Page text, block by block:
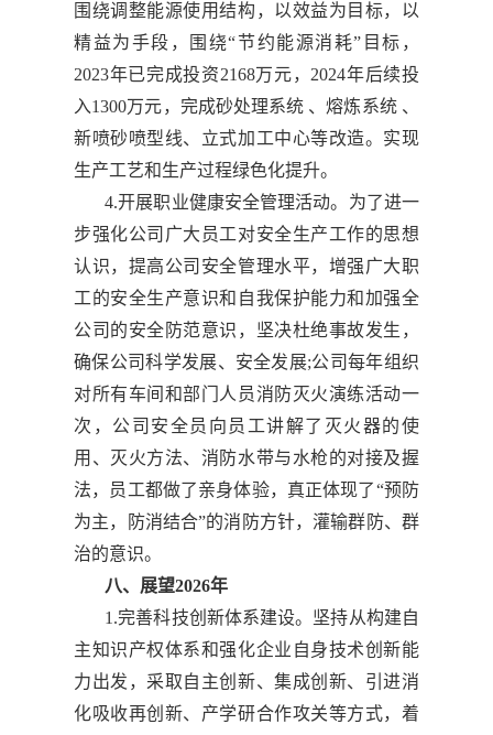
围绕调整能源使用结构，以效益为目标，以
精益为手段，围绕“节约能源消耗”目标，
2023年已完成投资2168万元，2024年后续投
入1300万元，完成砂处理系统 、熔炼系统 、
新喷砂喷型线、立式加工中心等改造。实现
生产工艺和生产过程绿色化提升。
4.开展职业健康安全管理活动。为了进一
步强化公司广大员工对安全生产工作的思想
认识，提高公司安全管理水平，增强广大职
工的安全生产意识和自我保护能力和加强全
公司的安全防范意识，坚决杜绝事故发生，
确保公司科学发展、安全发展;公司每年组织
对所有车间和部门人员消防灭火演练活动一
次，公司安全员向员工讲解了灭火器的使
用、灭火方法、消防水带与水枪的对接及握
法，员工都做了亲身体验，真正体现了“预防
为主，防消结合”的消防方针，灌输群防、群
治的意识。
八、展望2026年
1.完善科技创新体系建设。坚持从构建自
主知识产权体系和强化企业自身技术创新能
力出发，采取自主创新、集成创新、引进消
化吸收再创新、产学研合作攻关等方式，着